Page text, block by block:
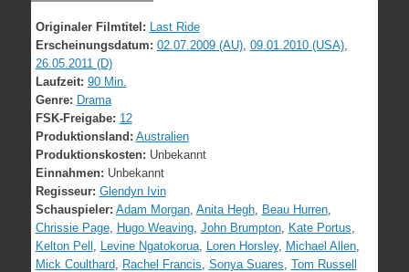
Originaler Filmtitel: Last Ride
Erscheinungsdatum: 02.07.2009 (AU), 09.01.2010 (USA),
26.05.2011 (D)
Laufzeit: 90 Min.
Genre: Drama
FSK-Freigabe: 12
Produktionsland: Australien
Produktionskosten: Unbekannt
Einnahmen: Unbekannt
Regisseur: Glendyn Ivin
Schauspieler: Adam Morgan, Anita Hegh, Beau Hurren,
Chrissie Page, Hugo Weaving, John Brumpton, Kate Portus,
Kelton Pell , Levine Ngatokorua, Loren Horsley, Michael Allen,
Mick Coulthard, Rachel Francis, Sonya Suares, Tom Russell